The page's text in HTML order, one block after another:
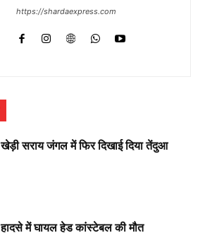
https://shardaexpress.com
खेड़ी सराय जंगल में फिर दिखाई दिया तेंदुआ
हादसे में घायल हेड कांस्टेबल की मौत